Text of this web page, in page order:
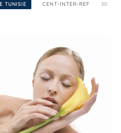
TUNISIE CENT-INTER-REF 30